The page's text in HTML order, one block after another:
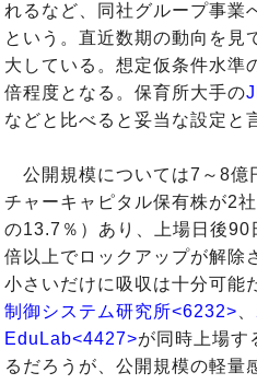
れるなど、同社グループ事業
という。直近数期の動向を見
大している。想定仮条件水準
倍程度となる。保育所大手の
などと比べると妥当な設定と
公開規模については7～8億
チャーキャピタル保有株が2
の13.7％）あり、上場日後
倍以上でロックアップが解除
小さいだけに吸収は十分可能
制御システム研究所<6232>
EduLab<4427>が同時上場す
るだろうが、公開規模の軽量